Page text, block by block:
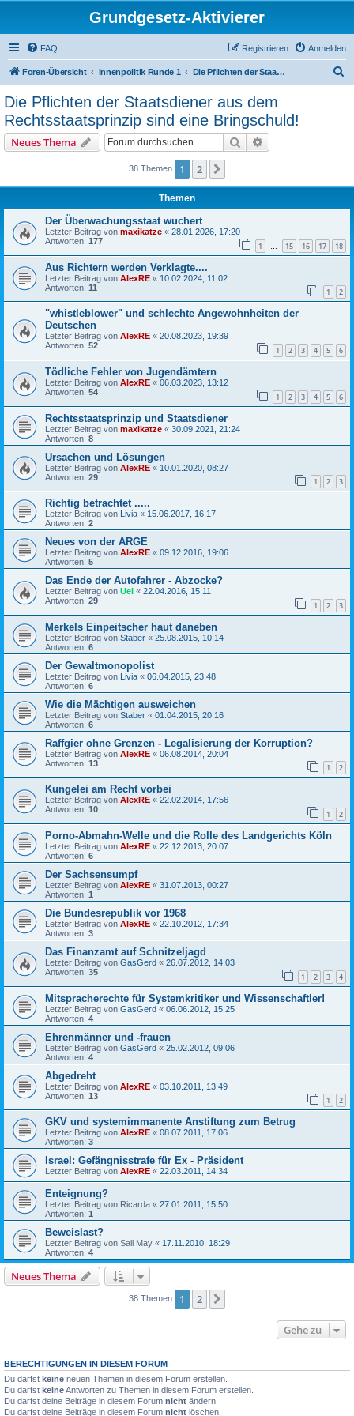
Grundgesetz-Aktivierer
FAQ Anmelden
Registrieren
Foren-Übersicht Innenpolitik Runde 1 Die Pflichten der Staatsdiener aus dem Rechtsstaatsprinzip sind eine Bringschuld!
Die Pflichten der Staatsdiener aus dem
Rechtsstaatsprinzip sind eine Bringschuld!
Neues Thema Suche
38 Themen 1 2
Themen
Der Überwachungsstaat wuchert
Letzter Beitrag von maxikatze « 28.01.2026, 17:20
Antworten: 177 1 … 15 16 17 18
Aus Richtern werden Verklagte....
Letzter Beitrag von AlexRE « 10.02.2024, 11:02
Antworten: 11 1 2
"whistleblower" und schlechte Angewohnheiten der
Deutschen
Letzter Beitrag von AlexRE « 20.08.2023, 19:39
Antworten: 52 1 2 3 4 5 6
Tödliche Fehler von Jugendämtern
Letzter Beitrag von AlexRE « 06.03.2023, 13:12
Antworten: 54 1 2 3 4 5 6
Rechtsstaatsprinzip und Staatsdiener
Letzter Beitrag von maxikatze « 30.09.2021, 21:24
Antworten: 8
Ursachen und Lösungen
Letzter Beitrag von AlexRE « 10.01.2020, 08:27
Antworten: 29 1 2 3
Richtig betrachtet .....
Letzter Beitrag von Livia « 15.06.2017, 16:17
Antworten: 2
Neues von der ARGE
Letzter Beitrag von AlexRE « 09.12.2016, 19:06
Antworten: 5
Das Ende der Autofahrer - Abzocke?
Letzter Beitrag von Uel « 22.04.2016, 15:11
Antworten: 29 1 2 3
Merkels Einpeitscher haut daneben
Letzter Beitrag von Staber « 25.08.2015, 10:14
Antworten: 6
Der Gewaltmonopolist
Letzter Beitrag von Livia « 06.04.2015, 23:48
Antworten: 6
Wie die Mächtigen ausweichen
Letzter Beitrag von Staber « 01.04.2015, 20:16
Antworten: 6
Raffgier ohne Grenzen - Legalisierung der Korruption?
Letzter Beitrag von AlexRE « 06.08.2014, 20:04
Antworten: 13 1 2
Kungelei am Recht vorbei
Letzter Beitrag von AlexRE « 22.02.2014, 17:56
Antworten: 10 1 2
Porno-Abmahn-Welle und die Rolle des Landgerichts Köln
Letzter Beitrag von AlexRE « 22.12.2013, 20:07
Antworten: 6
Der Sachsensumpf
Letzter Beitrag von AlexRE « 31.07.2013, 00:27
Antworten: 1
Die Bundesrepublik vor 1968
Letzter Beitrag von AlexRE « 22.10.2012, 17:34
Antworten: 3
Das Finanzamt auf Schnitzeljagd
Letzter Beitrag von GasGerd « 26.07.2012, 14:03
Antworten: 35 1 2 3 4
Mitspracherechte für Systemkritiker und Wissenschaftler!
Letzter Beitrag von GasGerd « 06.06.2012, 15:25
Antworten: 4
Ehrenmänner und -frauen
Letzter Beitrag von GasGerd « 25.02.2012, 09:06
Antworten: 4
Abgedreht
Letzter Beitrag von AlexRE « 03.10.2011, 13:49
Antworten: 13 1 2
GKV und systemimmanente Anstiftung zum Betrug
Letzter Beitrag von AlexRE « 08.07.2011, 17:06
Antworten: 3
Israel: Gefängnisstrafe für Ex - Präsident
Letzter Beitrag von AlexRE « 22.03.2011, 14:34
Enteignung?
Letzter Beitrag von Ricarda « 27.01.2011, 15:50
Antworten: 1
Beweislast?
Letzter Beitrag von Sall May « 17.11.2010, 18:29
Antworten: 4
Neues Thema
38 Themen 1 2
Gehe zu
BERECHTIGUNGEN IN DIESEM FORUM
Du darfst keine neuen Themen in diesem Forum erstellen.
Du darfst keineAntworten zu Themen in diesem Forum erstellen.
Du darfst deine Beiträge in diesem Forum nicht ändern.
Du darfst deine Beiträge in diesem Forum nicht löschen.